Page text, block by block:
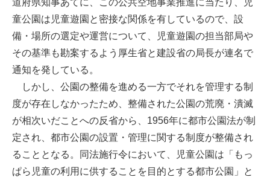
道府県知事あてに、この公共空地事業推進に当たり、児
童公園は児童遊園と密接な関係を有しているので、設
備・場所の選定や運営について、児童遊園の担当部局や
その基準も勘案するよう厚生省と建設省の局長が連名で
通知を発している。
しかし、公園の整備を進める一方でそれを管理する制
度が存在しなかったため、整備された公園の荒廃・潰滅
が相次いだことへの反省から、1956年に都市公園法が制
定され、都市公園の設置・管理に関する制度が整備され
ることとなる。同法施行令において、児童公園は「もっ
ぱら児童の利用に供することを目的とする都市公園」と